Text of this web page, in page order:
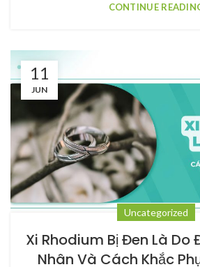
CONTINUE
11
JUN
Uncategorized
Xi Rhodium Bị Đen Là Do
Nhân Và Cách Khắc